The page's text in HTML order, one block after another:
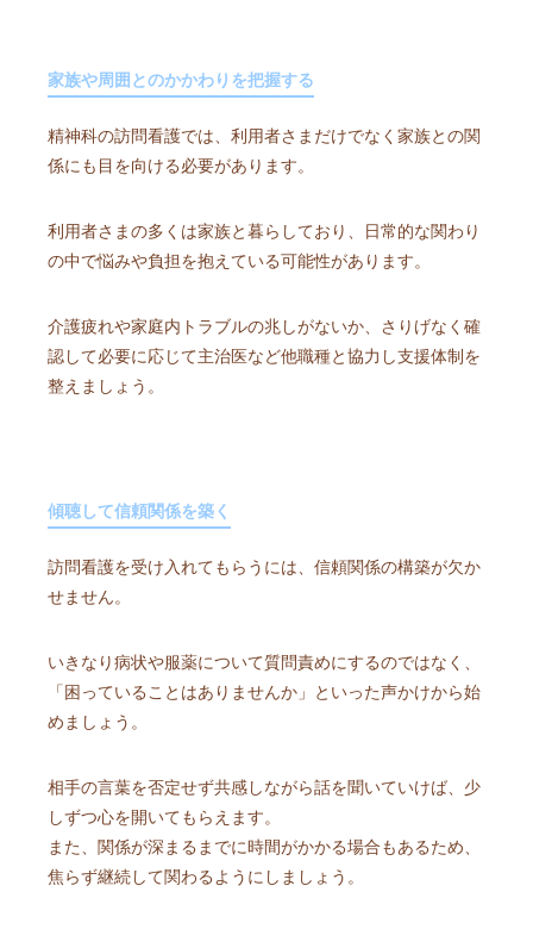
家族や周囲とのかかわりを把握する
精神科の訪問看護では、利用者さまだけでなく家族との関
係にも目を向ける必要があります。
利用者さまの多くは家族と暮らしており、日常的な関わり
の中で悩みや負担を抱えている可能性があります。
介護疲れや家庭内トラブルの兆しがないか、さりげなく確
認して必要に応じて主治医など他職種と協力し支援体制を
整えましょう。
傾聴して信頼関係を築く
訪問看護を受け入れてもらうには、信頼関係の構築が欠か
せません。
いきなり病状や服薬について質問責めにするのではなく、
「困っていることはありませんか」といった声かけから始
めましょう。
相手の言葉を否定せず共感しながら話を聞いていけば、少
しずつ心を開いてもらえます。
また、関係が深まるまでに時間がかかる場合もあるため、
焦らず継続して関わるようにしましょう。